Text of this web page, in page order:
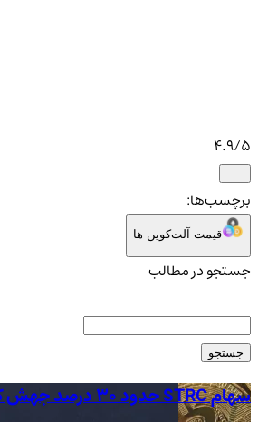
4.9/5
برچسب‌ها:
قیمت آلت‌کوین ها
جستجو در مطالب
جستجو
سهام STRC حدود 30 درصد جهش کرد؛ تغییر بزرگ در راهبرد Strategy